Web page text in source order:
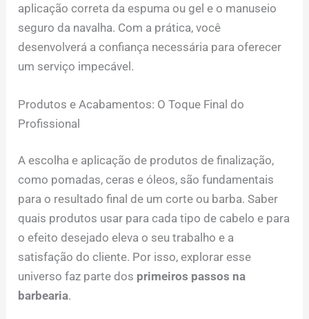
aplicação correta da espuma ou gel e o manuseio
seguro da navalha. Com a prática, você
desenvolverá a confiança necessária para oferecer
um serviço impecável.
Produtos e Acabamentos: O Toque Final do
Profissional
A escolha e aplicação de produtos de finalização,
como pomadas, ceras e óleos, são fundamentais
para o resultado final de um corte ou barba. Saber
quais produtos usar para cada tipo de cabelo e para
o efeito desejado eleva o seu trabalho e a
satisfação do cliente. Por isso, explorar esse
universo faz parte dos primeiros passos na
barbearia.